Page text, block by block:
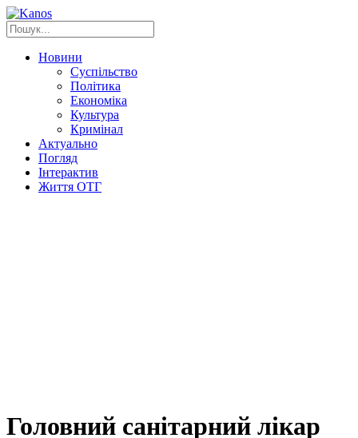
Новини
Суспільство
Політика
Економіка
Культура
Кримінал
Актуально
Погляд
Інтерактив
Життя ОТГ
Головний санітарний лікар